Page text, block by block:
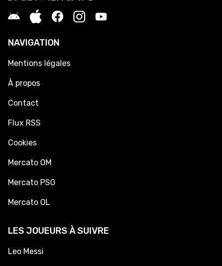
NAVIGATION
Mentions légales
À propos
Contact
Flux RSS
Cookies
Mercato OM
Mercato PSG
Mercato OL
LES JOUEURS À SUIVRE
Leo Messi